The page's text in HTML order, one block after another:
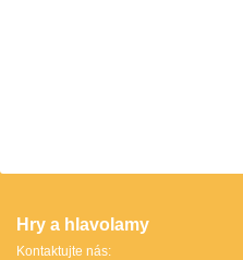
Hry a hlavolamy
Kontaktujte nás: